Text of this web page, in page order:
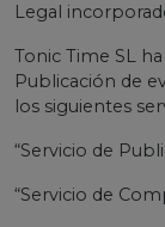
Legal
Tonic Time SL
Publicación de
los siguientes
“Servicio de
“Servicio de